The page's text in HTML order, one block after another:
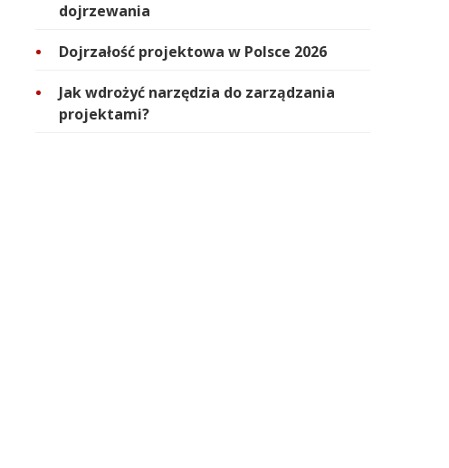
dojrzewania
Dojrzałość projektowa w Polsce 2026
Jak wdrożyć narzędzia do zarządzania
projektami?